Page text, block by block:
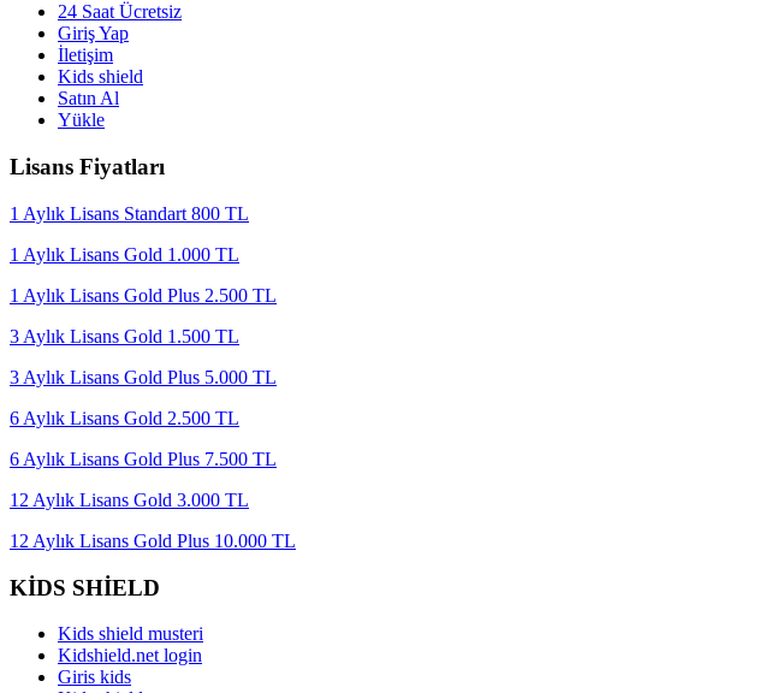
24 Saat Ücretsiz
Giriş Yap
İletişim
Kids shield
Satın Al
Yükle
Lisans Fiyatları
1 Aylık Lisans Standart 800 TL
1 Aylık Lisans Gold 1.000 TL
1 Aylık Lisans Gold Plus 2.500 TL
3 Aylık Lisans Gold 1.500 TL
3 Aylık Lisans Gold Plus 5.000 TL
6 Aylık Lisans Gold 2.500 TL
6 Aylık Lisans Gold Plus 7.500 TL
12 Aylık Lisans Gold 3.000 TL
12 Aylık Lisans Gold Plus 10.000 TL
KİDS SHİELD
Kids shield musteri
Kidshield.net login
Giris kids